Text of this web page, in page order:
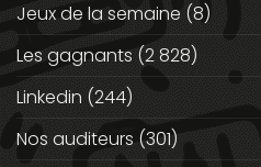
Jeux de la semaine (8)
Les gagnants (2 828)
Linkedin (244)
Nos auditeurs (301)